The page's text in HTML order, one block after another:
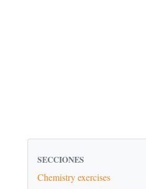
SECCIONES
Chemistry exercises